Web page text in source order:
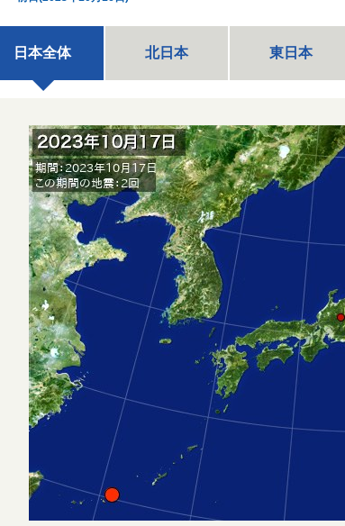
日本全体 北日本 東日本